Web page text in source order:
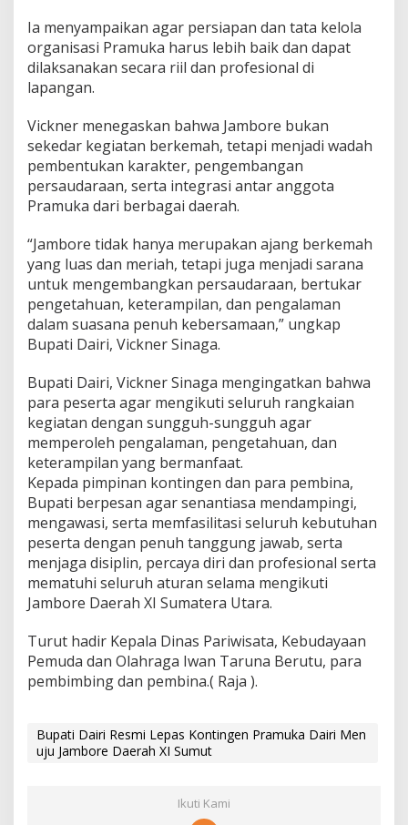
h
X
I
S
u
t
Ia menyampaikan agar persiapan dan tata kelola
organisasi Pramuka harus lebih baik dan dapat
dilaksanakan secara riil dan profesional di
lapangan.
Vickner menegaskan bahwa Jambore bukan
sekedar kegiatan berkemah, tetapi menjadi wadah
pembentukan karakter, pengembangan
persaudaraan, serta integrasi antar anggota
Pramuka dari berbagai daerah.
“Jambore tidak hanya merupakan ajang berkemah
yang luas dan meriah, tetapi juga menjadi sarana
untuk mengembangkan persaudaraan, bertukar
pengetahuan, keterampilan, dan pengalaman
dalam suasana penuh kebersamaan,” ungkap
Bupati Dairi, Vickner Sinaga.
Bupati Dairi, Vickner Sinaga mengingatkan bahwa
para peserta agar mengikuti seluruh rangkaian
kegiatan dengan sungguh-sungguh agar
memperoleh pengalaman, pengetahuan, dan
keterampilan yang bermanfaat.
Kepada pimpinan kontingen dan para pembina,
Bupati berpesan agar senantiasa mendampingi,
mengawasi, serta memfasilitasi seluruh kebutuhan
peserta dengan penuh tanggung jawab, serta
menjaga disiplin, percaya diri dan profesional serta
mematuhi seluruh aturan selama mengikuti
Jambore Daerah XI Sumatera Utara.
Turut hadir Kepala Dinas Pariwisata, Kebudayaan
Pemuda dan Olahraga Iwan Taruna Berutu, para
pembimbing dan pembina.( Raja ).
Bupati Dairi Resmi Lepas Kontingen Pramuka Dairi Men
uju Jambore Daerah XI Sumut
Ikuti Kami